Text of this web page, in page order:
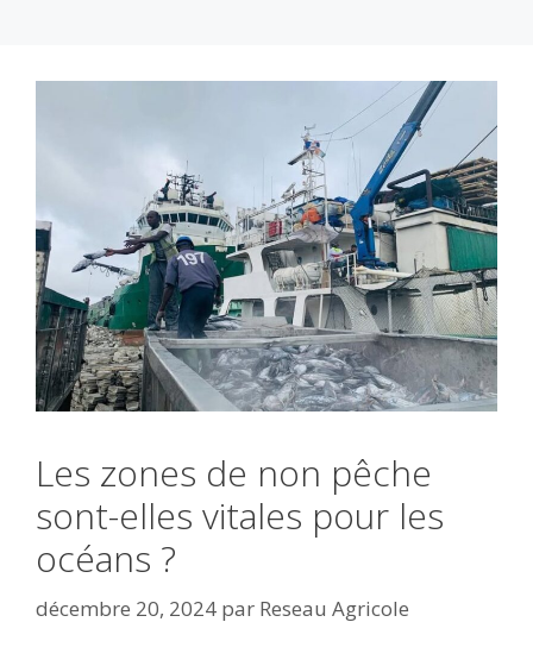
Les zones de non pêche
sont-elles vitales pour les
océans ?
décembre 20, 2024 par Reseau Agricole